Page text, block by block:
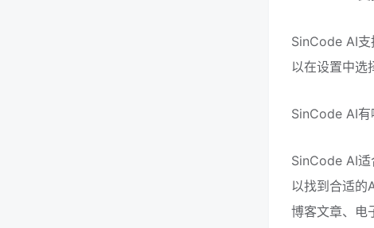
SinCode AI
以在设置中选
SinCode AI有
SinCode AI适
以找到合适的
博客文章、电